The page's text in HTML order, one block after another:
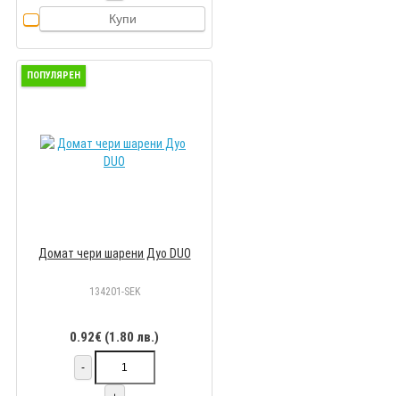
Купи
ПОПУЛЯРЕН
Домат чери шарени Дуо DUO
134201-SEK
0.92€ (1.80 лв.)
-